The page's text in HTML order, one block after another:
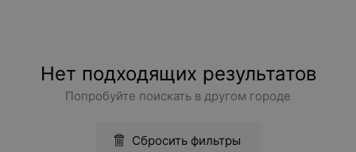
Нет подходящих результатов
Попробуйте поискать в другом городе
Сбросить фильтры